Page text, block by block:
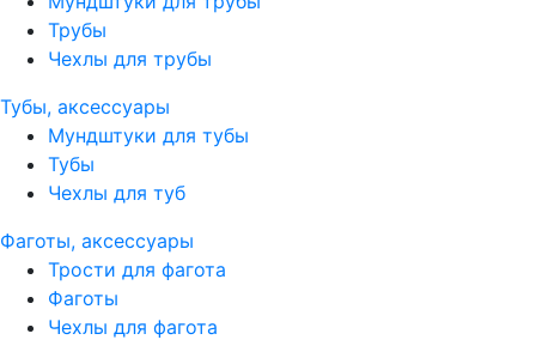
Трубы
Чехлы для трубы
Тубы, аксессуары
Мундштуки для тубы
Тубы
Чехлы для туб
Фаготы, аксессуары
Трости для фагота
Фаготы
Чехлы для фагота